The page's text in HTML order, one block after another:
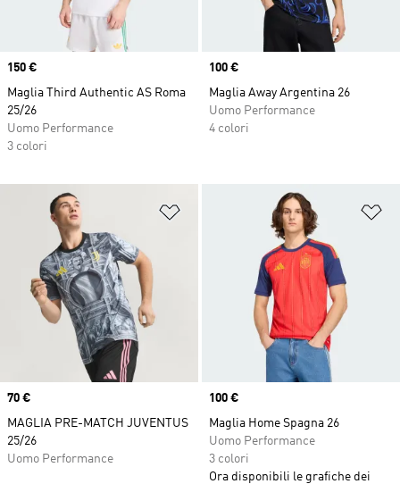
Price
150 €
Maglia Third Authentic AS Roma
25/26
Uomo Performance
3 colori
Price
100 €
Maglia Away Argentina 26
Uomo Performance
4 colori
Aggiungi alla lista dei desideri
Price
70 €
MAGLIA PRE-MATCH JUVENTUS
25/26
Uomo Performance
Price
100 €
Maglia Home Spagna 26
Uomo Performance
3 colori
Ora disponibili le grafiche dei